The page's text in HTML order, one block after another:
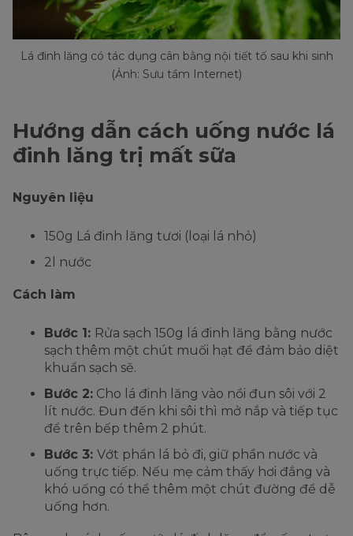
Lá đinh lăng có tác dụng cân bằng nội tiết tố sau khi sinh
(Ảnh: Sưu tầm Internet)
Hướng dẫn cách uống nước lá
đinh lăng trị mất sữa
Nguyên liệu
150g Lá đinh lăng tươi (loại lá nhỏ)
2l nước
Cách làm
Bước 1: Rửa sạch 150g lá đinh lăng bằng nước
sạch thêm một chút muối hạt để đảm bảo diệt
khuẩn sạch sẽ.
Bước 2: Cho lá đinh lăng vào nồi đun sôi với 2
lít nước. Đun đến khi sôi thì mở nắp và tiếp tục
để trên bếp thêm 2 phút.
Bước 3: Vớt phần lá bỏ đi, giữ phần nước và
uống trực tiếp. Nếu mẹ cảm thấy hơi đắng và
khó uống có thể thêm một chút đường để dễ
uống hơn.